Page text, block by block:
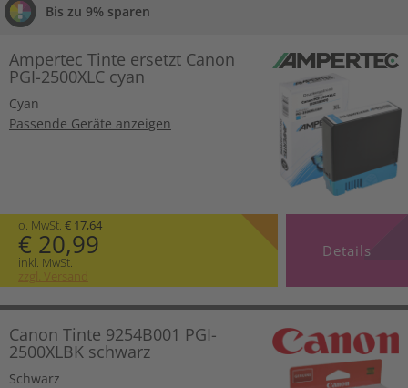
Bis zu 9% sparen
Ampertec Tinte ersetzt Canon
PGI-2500XLC cyan
Cyan
Passende Geräte anzeigen
o. MwSt. € 17,64
€ 20,99
inkl. MwSt.
zzgl. Versand
Details
Canon Tinte 9254B001 PGI-
2500XLBK schwarz
Schwarz